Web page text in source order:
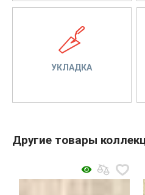
УКЛАДКА
Другие товары